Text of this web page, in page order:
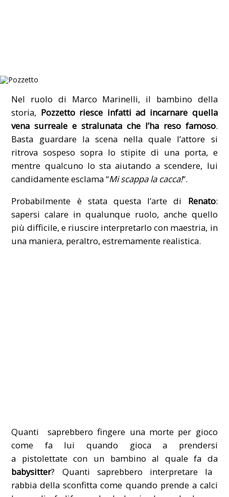
Nel ruolo di Marco Marinelli, il bambino della
storia, Pozzetto riesce infatti ad incarnare quella
vena surreale e stralunata che l’ha reso famoso.
Basta guardare la scena nella quale l’attore si
ritrova sospeso sopra lo stipite di una porta, e
mentre qualcuno lo sta aiutando a scendere, lui
candidamente esclama “Mi scappa la cacca!“.
Probabilmente è stata questa l’arte di Renato:
sapersi calare in qualunque ruolo, anche quello
più difficile, e riuscire interpretarlo con maestria, in
una maniera, peraltro, estremamente realistica.
Quanti saprebbero fingere una morte per gioco
come fa lui quando gioca a prendersi
a pistolettate con un bambino al quale fa da
babysitter? Quanti saprebbero interpretare la
rabbia della sconfitta come quando prende a calci